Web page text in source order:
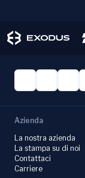
Azienda
La nostra azienda
La stampa su di noi
Contattaci
Carriere